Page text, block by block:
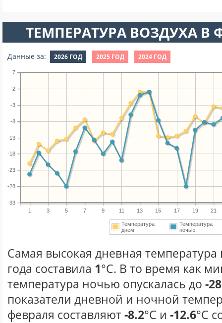
ТЕМПЕРАТУРА ВОЗДУХА В
Данные за: 2026 ГОД 2025 ГОД 2024 ГОД
1 3 5 7 9 11 13 15 17 19 21
-33
-28
-23
-18
-13
-8
-3
2
7
Температура
днем
Температура
ночью
Самая высокая дневная температура
года составила 1°С. В то время как
температура ночью опускалась до -28
показатели дневной и ночной
февраля составляют-8.2°С и -12.6°С